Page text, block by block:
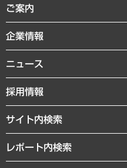
デジタルイノベーション
共生・ダイバーシティ
GRC（ガバナンス・リスク・コンプ
経済・産業・雇用・労働
まちづくり・観光・交通・スポーツ・
自然資源・農林水産業・食料システム
経済調査
レポート
コラム
経営用語集
受託・受注実績（官公庁関連）
メディア掲載・出演
ご案内
セミナー・イベント情報
MUFGビジネスセミナー
受託案件情報
企業情報
私たちの想い
社長メッセージ
会社概要
沿革
組織図・本部部室紹介
ニュース
ニュースリリース
お知らせ
採用情報
サイト内検索
レポート内検索